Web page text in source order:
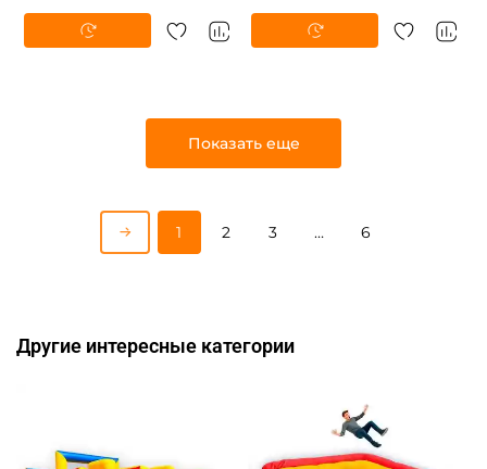
Показать еще
1 2 3 … 6
Другие интересные категории